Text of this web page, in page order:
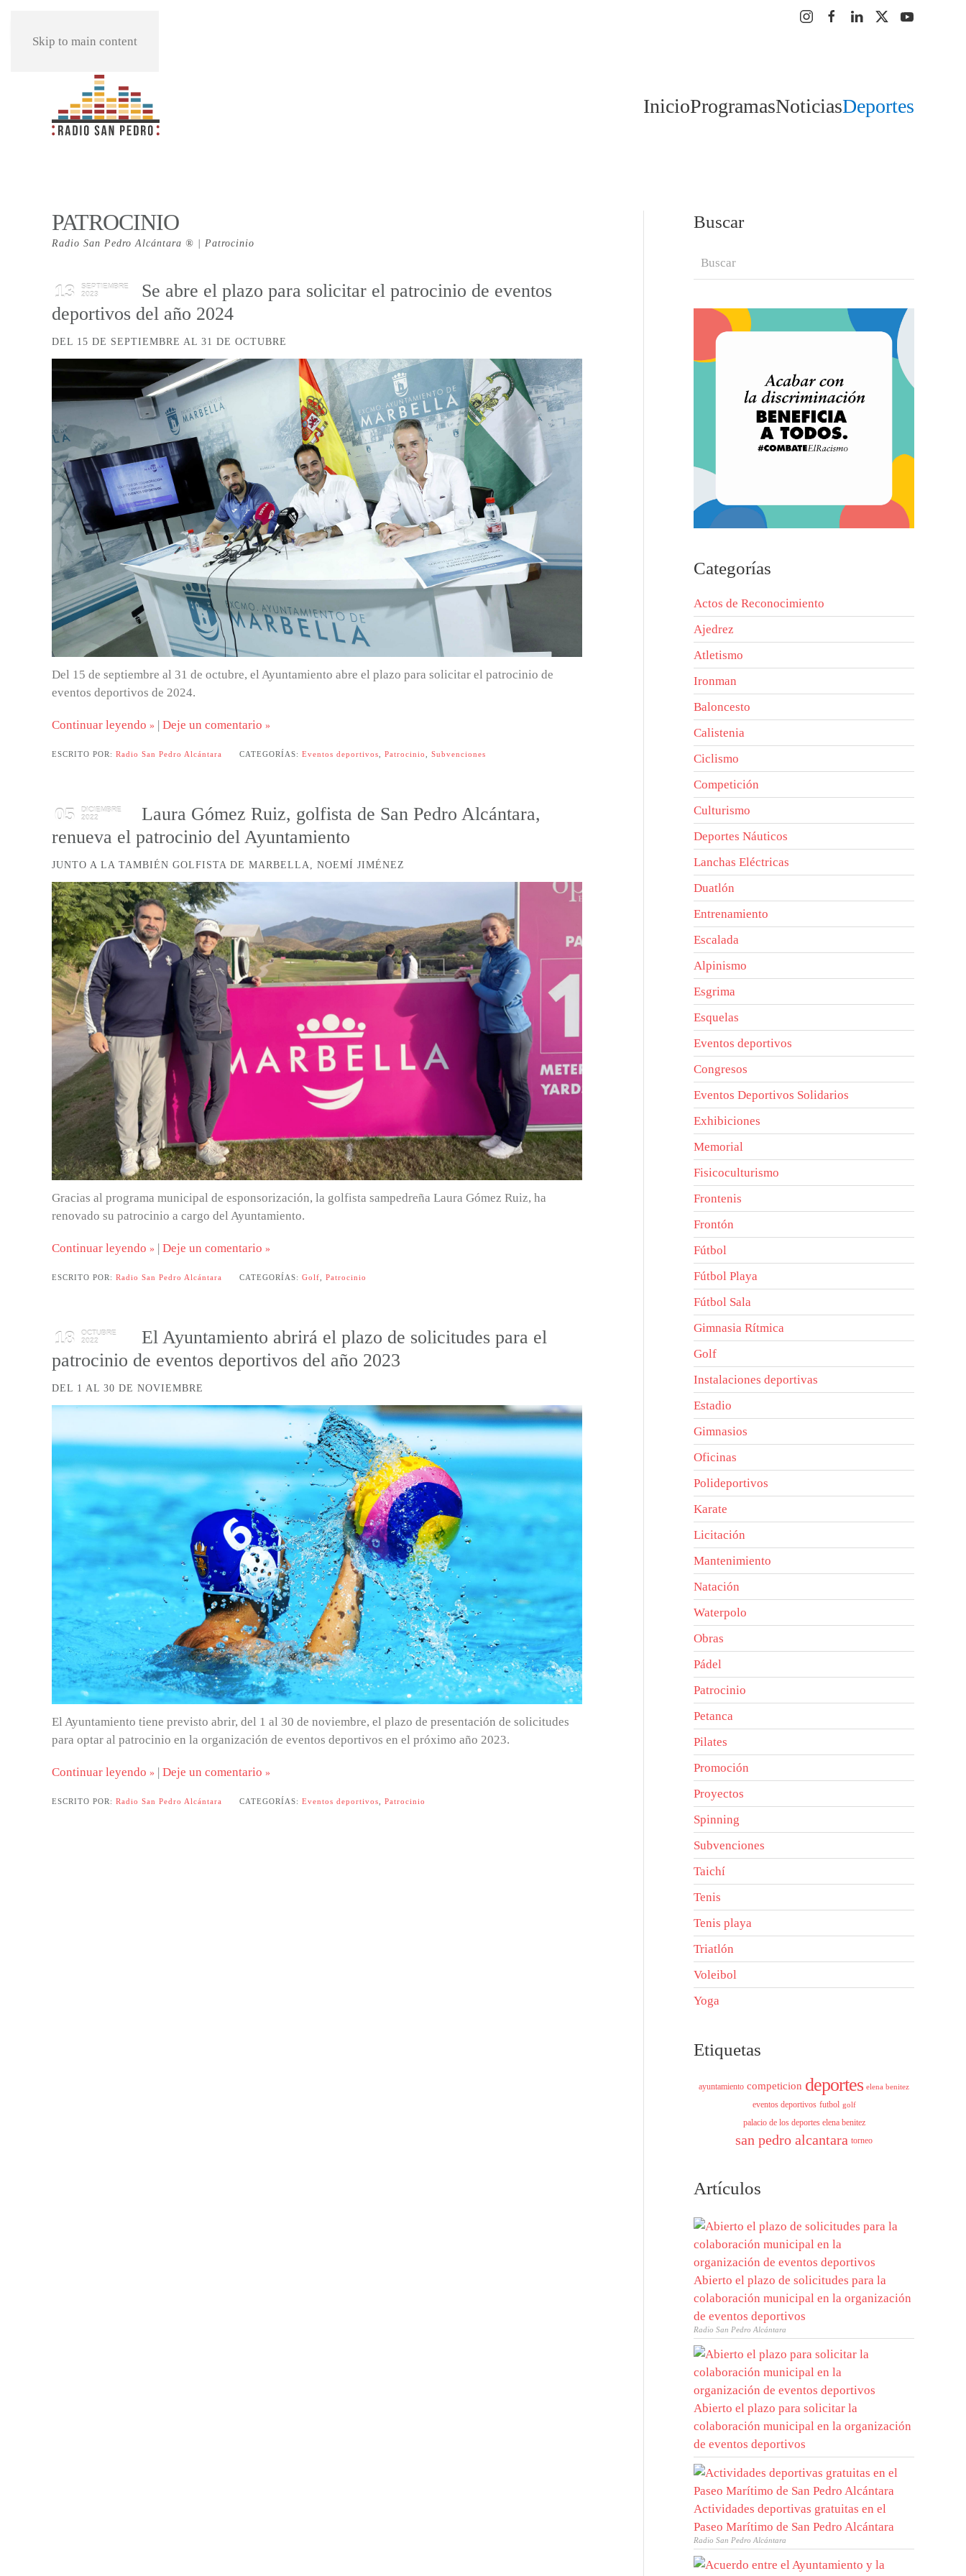
Skip to main content
InicioProgramasNoticiasDeportes
PATROCINIO
Radio San Pedro Alcántara ® | Patrocinio
13
SEPTIEMBRE
2023
Se abre el plazo para solicitar el patrocinio de eventos
deportivos del año 2024
DEL 15 DE SEPTIEMBRE AL 31 DE OCTUBRE
Del 15 de septiembre al 31 de octubre, el Ayuntamiento abre el plazo para solicitar el patrocinio de
eventos deportivos de 2024.
Continuar leyendo | Deje un comentario
ESCRITO POR: Radio San Pedro Alcántara CATEGORÍAS: Eventos deportivos Patrocinio Subvenciones
05
DICIEMBRE
2022
Laura Gómez Ruiz, golfista de San Pedro Alcántara,
renueva el patrocinio del Ayuntamiento
JUNTO A LA TAMBIÉN GOLFISTA DE MARBELLA, NOEMÍ JIMÉNEZ
Gracias al programa municipal de esponsorización, la golfista sampedreña Laura Gómez Ruiz, ha
renovado su patrocinio a cargo del Ayuntamiento.
Continuar leyendo Deje un comentario
ESCRITO POR: Radio San Pedro Alcántara CATEGORÍAS: Golf Patrocinio
18
OCTUBRE
2022
El Ayuntamiento abrirá el plazo de solicitudes para el
patrocinio de eventos deportivos del año 2023
DEL 1 AL 30 DE NOVIEMBRE
El Ayuntamiento tiene previsto abrir, del 1 al 30 de noviembre, el plazo de presentación de solicitudes
para optar al patrocinio en la organización de eventos deportivos en el próximo año 2023.
Continuar leyendo | Deje un comentario
ESCRITO POR: Radio San Pedro Alcántara CATEGORÍAS: Eventos deportivos Patrocinio
Buscar
Categorías
Actos de Reconocimiento
Ajedrez
Atletismo
Ironman
Baloncesto
Calistenia
Ciclismo
Competición
Culturismo
Deportes Náuticos
Lanchas Eléctricas
Duatlón
Entrenamiento
Escalada
Alpinismo
Esgrima
Esquelas
Eventos deportivos
Congresos
Eventos Deportivos Solidarios
Exhibiciones
Memorial
Fisicoculturismo
Frontenis
Frontón
Fútbol
Fútbol Playa
Fútbol Sala
Gimnasia Rítmica
Golf
Instalaciones deportivas
Estadio
Gimnasios
Oficinas
Polideportivos
Karate
Licitación
Mantenimiento
Natación
Waterpolo
Obras
Pádel
Patrocinio
Petanca
Pilates
Promoción
Proyectos
Spinning
Subvenciones
Taichí
Tenis
Tenis playa
Triatlón
Voleibol
Yoga
Etiquetas
ayuntamiento competicion deportes elena benitez
eventos deportivos futbol golf
palacio de los deportes elena benitez
san pedro alcantara torneo
Artículos
Abierto el plazo de solicitudes para la
colaboración municipal en la organización
de eventos deportivos
Radio San Pedro Alcántara
Abierto el plazo para solicitar la
colaboración municipal en la organización
de eventos deportivos
Actividades deportivas gratuitas en el
Paseo Marítimo de San Pedro Alcántara
Radio San Pedro Alcántara